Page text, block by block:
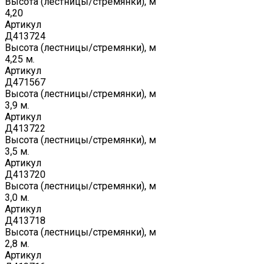
4,20
Артикул
Д413724
Высота (лестницы/стремянки), м
4,25 м.
Артикул
Д471567
Высота (лестницы/стремянки), м
3,9 м.
Артикул
Д413722
Высота (лестницы/стремянки), м
3,5 м.
Артикул
Д413720
Высота (лестницы/стремянки), м
3,0 м.
Артикул
Д413718
Высота (лестницы/стремянки), м
2,8 м.
Артикул